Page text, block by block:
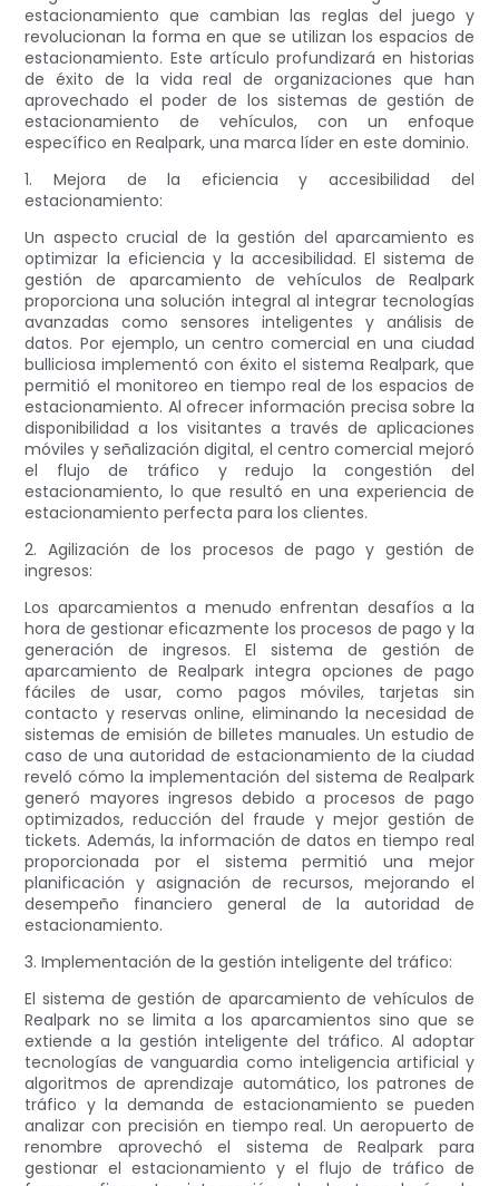
estacionamiento que cambian las reglas del juego y
revolucionan la forma en que se utilizan los espacios de
estacionamiento. Este artículo profundizará en historias
de éxito de la vida real de organizaciones que han
aprovechado el poder de los sistemas de gestión de
estacionamiento de vehículos, con un enfoque
específico en Realpark, una marca líder en este dominio.
1. Mejora de la eficiencia y accesibilidad del
estacionamiento:
Un aspecto crucial de la gestión del aparcamiento es
optimizar la eficiencia y la accesibilidad. El sistema de
gestión de aparcamiento de vehículos de Realpark
proporciona una solución integral al integrar tecnologías
avanzadas como sensores inteligentes y análisis de
datos. Por ejemplo, un centro comercial en una ciudad
bulliciosa implementó con éxito el sistema Realpark, que
permitió el monitoreo en tiempo real de los espacios de
estacionamiento. Al ofrecer información precisa sobre la
disponibilidad a los visitantes a través de aplicaciones
móviles y señalización digital, el centro comercial mejoró
el flujo de tráfico y redujo la congestión del
estacionamiento, lo que resultó en una experiencia de
estacionamiento perfecta para los clientes.
2. Agilización de los procesos de pago y gestión de
ingresos:
Los aparcamientos a menudo enfrentan desafíos a la
hora de gestionar eficazmente los procesos de pago y la
generación de ingresos. El sistema de gestión de
aparcamiento de Realpark integra opciones de pago
fáciles de usar, como pagos móviles, tarjetas sin
contacto y reservas online, eliminando la necesidad de
sistemas de emisión de billetes manuales. Un estudio de
caso de una autoridad de estacionamiento de la ciudad
reveló cómo la implementación del sistema de Realpark
generó mayores ingresos debido a procesos de pago
optimizados, reducción del fraude y mejor gestión de
tickets. Además, la información de datos en tiempo real
proporcionada por el sistema permitió una mejor
planificación y asignación de recursos, mejorando el
desempeño financiero general de la autoridad de
estacionamiento.
3. Implementación de la gestión inteligente del tráfico:
El sistema de gestión de aparcamiento de vehículos de
Realpark no se limita a los aparcamientos sino que se
extiende a la gestión inteligente del tráfico. Al adoptar
tecnologías de vanguardia como inteligencia artificial y
algoritmos de aprendizaje automático, los patrones de
tráfico y la demanda de estacionamiento se pueden
analizar con precisión en tiempo real. Un aeropuerto de
renombre aprovechó el sistema de Realpark para
gestionar el estacionamiento y el flujo de tráfico de